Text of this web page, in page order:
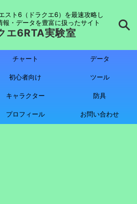
スト6（ドラクエ6）を最速攻略し
報・データを豊富に扱ったサイト
エ6RTA実験室
チャート データ
初心者向け ツール
キャラクター 防具
プロフィール お問い合わせ